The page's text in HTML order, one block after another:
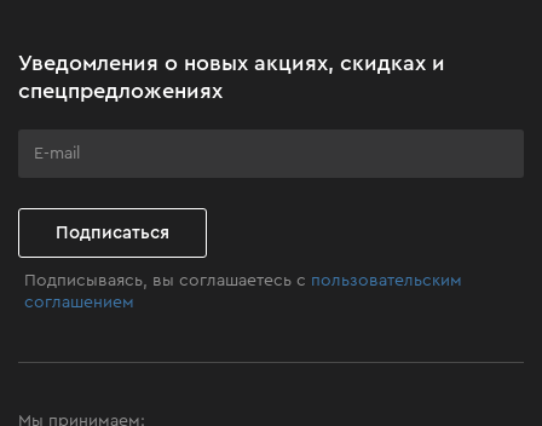
Клуб мастерства
Уведомления о новых акциях, скидках и
спецпредложениях
Подписаться
Подписываясь, вы соглашаетесь с пользовательским
соглашением
Мы принимаем: